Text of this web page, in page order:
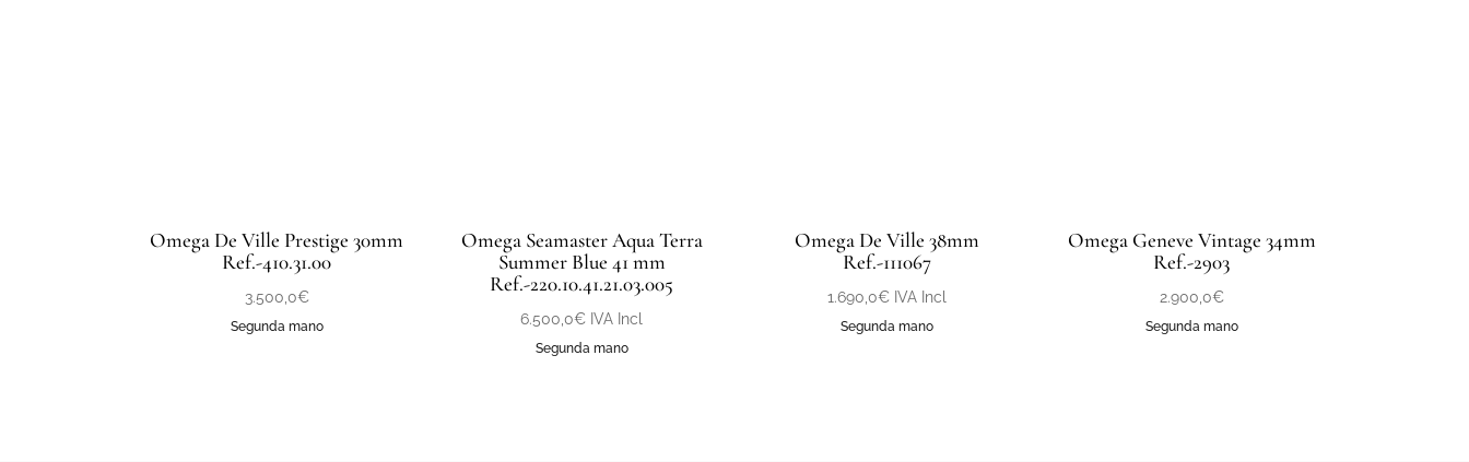
Omega De Ville Prestige 30mm
Ref.-410.31.00
3.500,0€
Segunda mano
Omega Seamaster Aqua Terra
Summer Blue 41 mm
Ref.-220.10.41.21.03.005
6.500,0€ IVA Incl
Segunda mano
Omega De Ville 38mm
Ref.-111067
1.690,0€ IVA Incl
Segunda mano
Omega Geneve Vintage 34mm
Ref.-2903
2.900,0€
Segunda mano